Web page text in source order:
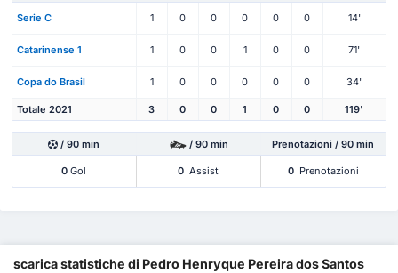
Serie C 1 0 0 0 0 0 14'
Catarinense 1 1 0 0 1 0 0 71'
Copa do Brasil 1 0 0 0 0 0 34'
Totale 2021 3 0 0 1 0 0 119'
/ 90 min / 90 min Prenotazioni / 90 min
0 Gol 0 Assist 0 Prenotazioni
scarica statistiche di Pedro Henryque Pereira dos Santos